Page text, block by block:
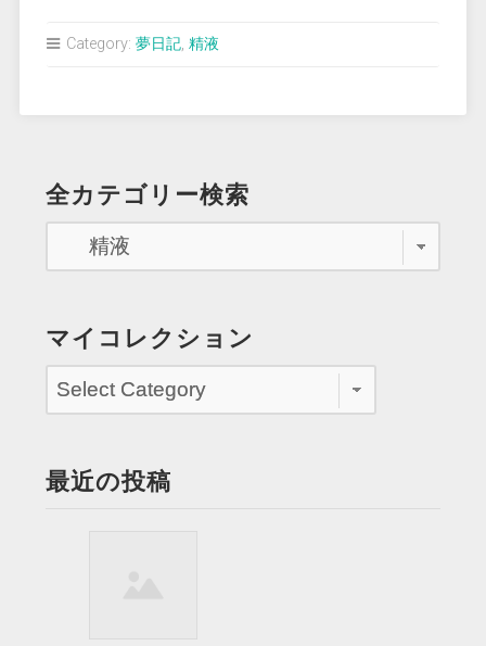
占
精
み
Category: 夢日記, 精液
全カテゴリー検索
マイコレクション
最近の投稿